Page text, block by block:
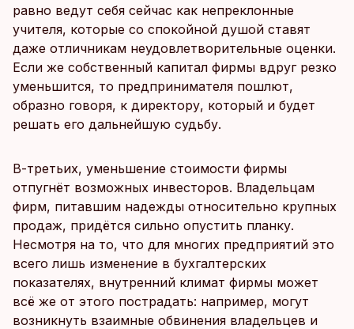
равно ведут себя сейчас как непреклонные
учителя, которые со спокойной душой ставят
даже отличникам неудовлетворительные оценки.
Если же собственный капитал фирмы вдруг резко
уменьшится, то предпринимателя пошлют,
образно говоря, к директору, который и будет
решать его дальнейшую судьбу.
В-третьих, уменьшение стоимости фирмы
отпугнёт возможных инвесторов. Владельцам
фирм, питавшим надежды относительно крупных
продаж, придётся сильно опустить планку.
Несмотря на то, что для многих предприятий это
всего лишь изменение в бухгалтерских
показателях, внутренний климат фирмы может
всё же от этого пострадать: например, могут
возникнуть взаимные обвинения владельцев и